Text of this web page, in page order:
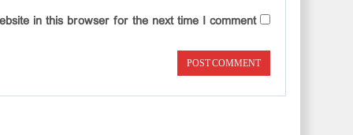
in this browser for the next time I comment.